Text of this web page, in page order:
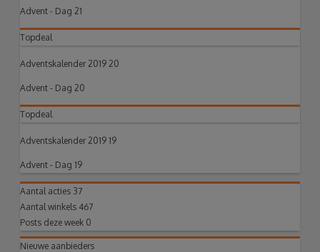
Advent - Dag 21
Topdeal
Adventskalender 2019 20
Advent - Dag 20
Topdeal
Adventskalender 2019 19
Advent - Dag 19
Aantal acties 37
Aantal winkels 467
Posts deze week 0
Nieuwe aanbieders